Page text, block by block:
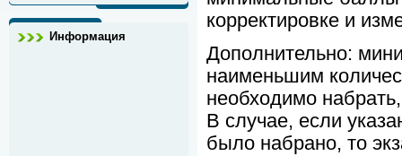
Информация
корректировке и
Дополнительно:
наименьшим
необходимо
В случае, если
было набрано, то